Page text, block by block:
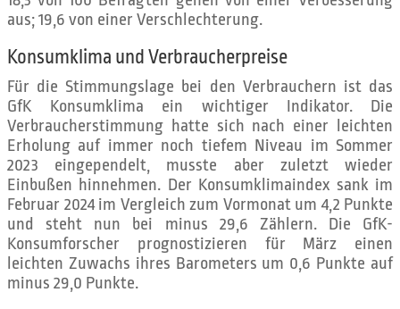
aus; 19,6 von einer Verschlechterung.
Konsumklima und Verbraucherpreise
Für die Stimmungslage bei den Verbrauchern ist das
GfK Konsumklima ein wichtiger Indikator. Die
Verbraucherstimmung hatte sich nach einer leichten
Erholung auf immer noch tiefem Niveau im Sommer
2023 eingependelt, musste aber zuletzt wieder
Einbußen hinnehmen. Der Konsumklimaindex sank im
Februar 2024 im Vergleich zum Vormonat um 4,2 Punkte
und steht nun bei minus 29,6 Zählern. Die GfK-
Konsumforscher prognostizieren für März einen
leichten Zuwachs ihres Barometers um 0,6 Punkte auf
minus 29,0 Punkte.